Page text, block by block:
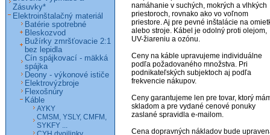
namáhanie v suchých, mokrých a vlhkých
priestoroch, rovnako ako vo voľnom
priestore. Aj pre pevné inštalácie na
alebo stroje. Kábel je odolný proti olejom,
UV-žiareniu a ozónu.
Ceny na káble upravujeme individuálne
podľa požadovaného množstva. Pri
podnikateľských subjektoch aj podľa
frekvencie nákupov.
Ceny garantujeme len pre tovar, ktorý
skladom a pre vydané cenové ponuky
zaslané spravidla e-mailom.
Cena dopravných nákladov bude
Zásuvky*
Elektroinštalačný materiál
Batérie spotrebné
Bleskozvod
Bužírky zmršťovacie 2:1
bez lepidla
Cín spájkovací - mäkká
spájka
Deony - výkonové ističe
Elektrovýzbroje
Flexošnúry
Káble
AYKY
CMSM, YSLY, CMFM,
SYKFY ...